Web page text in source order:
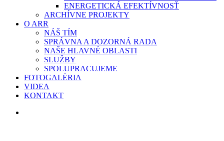
ENERGETICKÁ EFEKTÍVNOSŤ
ARCHÍVNE PROJEKTY
O ARR
NÁŠ TÍM
SPRÁVNA A DOZORNÁ RADA
NAŠE HLAVNÉ OBLASTI
SLUŽBY
SPOLUPRACUJEME
FOTOGALÉRIA
VIDEA
KONTAKT